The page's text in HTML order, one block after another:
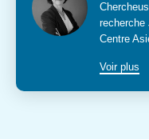
Intitulé
du
poste
recherche
Centre
Voir plus
stratégique du